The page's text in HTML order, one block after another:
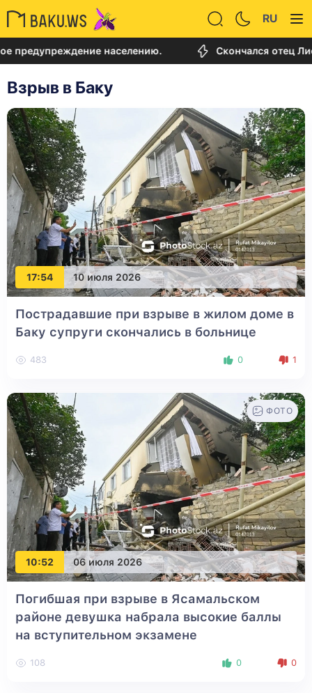
RU
населению. Скончался отец Лионеля
Взрыв в Баку
17:54 10 июля 2026
Пострадавшие при взрыве в жилом доме в
Баку супруги скончались в больнице
483 0 1
10:52 06 июля 2026
ФОТО
Погибшая при взрыве в Ясамальском
районе девушка набрала высокие баллы
на вступительном экзамене
108 0 0